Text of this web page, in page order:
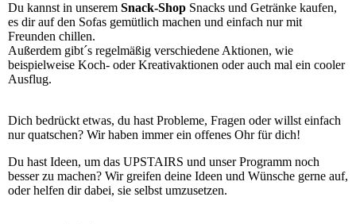
Du kannst in unserem Snack-Shop Snacks und Getränke kaufen,
es dir auf den Sofas gemütlich machen und einfach nur mit
Freunden chillen.
Außerdem gibt´s regelmäßig verschiedene Aktionen, wie
beispielweise Koch- oder Kreativaktionen oder auch mal ein cooler
Ausflug.
Dich bedrückt etwas, du hast Probleme, Fragen oder willst einfach
nur quatschen? Wir haben immer ein offenes Ohr für dich!
Du hast Ideen, um das UPSTAIRS und unser Programm noch
besser zu machen? Wir greifen deine Ideen und Wünsche gerne auf,
oder helfen dir dabei, sie selbst umzusetzen.